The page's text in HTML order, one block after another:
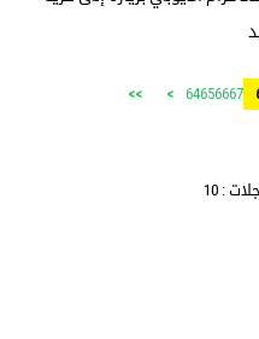
64656667
>
>>
: 10